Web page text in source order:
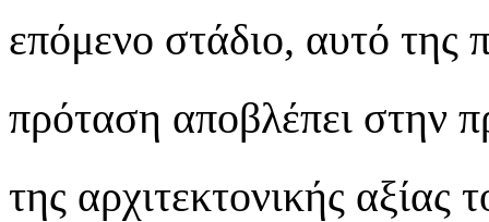
επόμενο στάδιο, αυτό της
πρόταση αποβλέπει στην
της αρχιτεκτονικής αξίας